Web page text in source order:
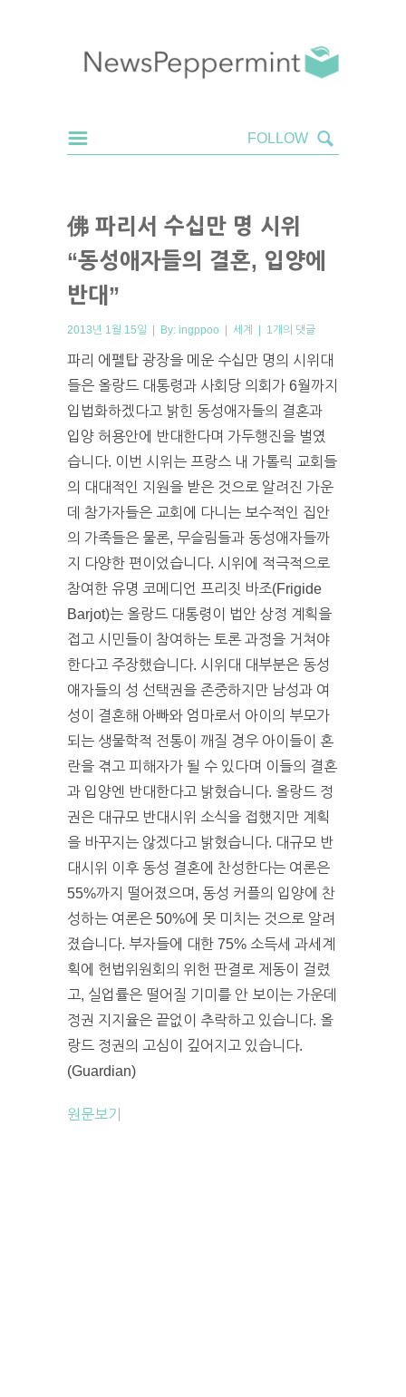
佛 파리서 수십만 명 시위
“동성애자들의 결혼, 입양에
반대”
2013년 1월 15일 | By: ingppoo | 세계 | 1개의 댓글
파리 에펠탑 광장을 메운 수십만 명의 시위대
들은 올랑드 대통령과 사회당 의회가 6월까지
입법화하겠다고 밝힌 동성애자들의 결혼과
입양 허용안에 반대한다며 가두행진을 벌였
습니다. 이번 시위는 프랑스 내 가톨릭 교회들
의 대대적인 지원을 받은 것으로 알려진 가운
데 참가자들은 교회에 다니는 보수적인 집안
의 가족들은 물론, 무슬림들과 동성애자들까
지 다양한 편이었습니다. 시위에 적극적으로
참여한 유명 코메디언 프리짓 바조(Frigide
Barjot)는 올랑드 대통령이 법안 상정 계획을
접고 시민들이 참여하는 토론 과정을 거쳐야
한다고 주장했습니다. 시위대 대부분은 동성
애자들의 성 선택권을 존중하지만 남성과 여
성이 결혼해 아빠와 엄마로서 아이의 부모가
되는 생물학적 전통이 깨질 경우 아이들이 혼
란을 겪고 피해자가 될 수 있다며 이들의 결혼
과 입양엔 반대한다고 밝혔습니다. 올랑드 정
권은 대규모 반대시위 소식을 접했지만 계획
을 바꾸지는 않겠다고 밝혔습니다. 대규모 반
대시위 이후 동성 결혼에 찬성한다는 여론은
55%까지 떨어졌으며, 동성 커플의 입양에 찬
성하는 여론은 50%에 못 미치는 것으로 알려
졌습니다. 부자들에 대한 75% 소득세 과세계
획에 헌법위원회의 위헌 판결로 제동이 걸렸
고, 실업률은 떨어질 기미를 안 보이는 가운데
정권 지지율은 끝없이 추락하고 있습니다. 올
랑드 정권의 고심이 깊어지고 있습니다.
(Guardian)
원문보기